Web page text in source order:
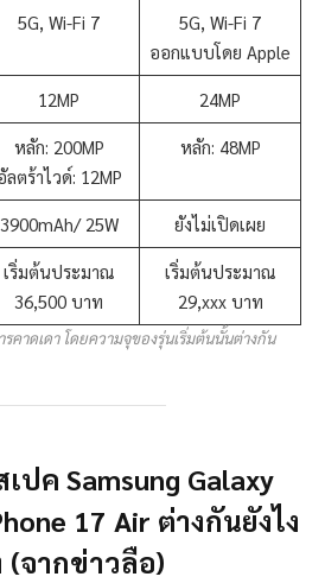
5G, Wi-Fi 7
5G, Wi-Fi 7
ออกแบบโดย Apple
12MP 24MP
หลัก: 200MP
ลตร้าไวด์: 12MP
หลัก: 48MP
3900mAh/ 25W ยังไม่เปิดเผย
เริ่มต้นประมาณ
36,500 บาท
เริ่มต้นประมาณ
29,xxx บาท
คาดเดา โดยความจุของรุ่นเริ่มต้นนั้นต่างกัน
ปค Samsung Galaxy
17 Air ต่างกันยังไง
(จากข่าวลือ)